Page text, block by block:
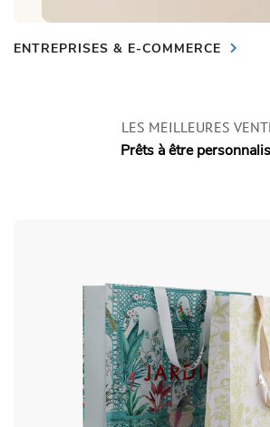
ENTREPRISES & E-COMMERCE
LES MEILLEURES
Prêts à être